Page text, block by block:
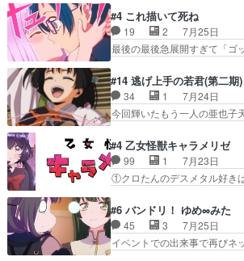
く動いていてずっと胸が熱
DaemonsRealm｜リア… こ
村を捨てて新郷家に来…
ぶややこしいことになって
も良いし毎話良いところで
ゲネ后との出会い。次週の
人物多いけどついていける
んがめっちゃ可愛かったな
ちゃくちゃテンション上が
偵に行ったはずがドレゲ…
#4 これ描いて死ね
19 2
7月25日
最後の最後急展開すぎて「
は泣かなかった！漫画描き
品はこういうのをズバッと
雄に親しんだ人にはとても
ヌルした動きとかネームを
から新たな仲間まで。本作
テーマが流れるのが早い（
も、一応デジタルという概…
#14 逃げ上手の若君(第二期)
34 1
7月24日
今回輝いたもう一人の亜也
逃れすら逃げ上手亜也子の
か、亜也子もまだ9歳なの
子のドキドキ・大作戦！・
を相手に言葉で繰り広げる
からのいらすとやは草だっ
でしたね頼もしさと乙女ら
ロ目としか思ってなかった…
#4 乙女怪獣キャラメリゼ
99 1
7月23日
①クロたんのデスメタル好
か好きになれんキャラだな
らず生物学者には見えない
らないのにどちりも肯定し
ゴンになっても、南を助け
#6 バンドリ！ ゆめ∞みた
45 3
7月25日
イベントでの出来事で再